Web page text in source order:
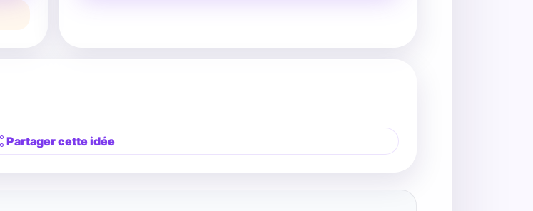
Partager cette idée